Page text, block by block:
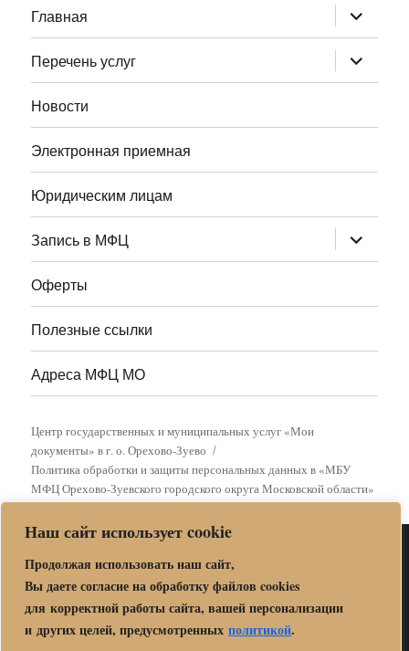
Наш сайт использует cookie
Продолжая использовать наш сайт,
Вы даете согласие на обработку файлов cookies
для корректной работы сайта, вашей персонализации
и других целей, предусмотренных политикой.
Главная раскрыть
дочернее
меню
Перечень услуг
раскрыть
дочернее
меню
Новости
Электронная приемная
Юридическим лицам
Запись в МФЦ раскрыть
дочернее
меню
Оферты
Полезные ссылки
Адреса МФЦ МО
Центр государственных и муниципальных услуг «Мои
документы» в г. о. Орехово-Зуево
Политика обработки и защиты персональных данных в «МБУ
МФЦ Орехово-Зуевского городского округа Московской области»